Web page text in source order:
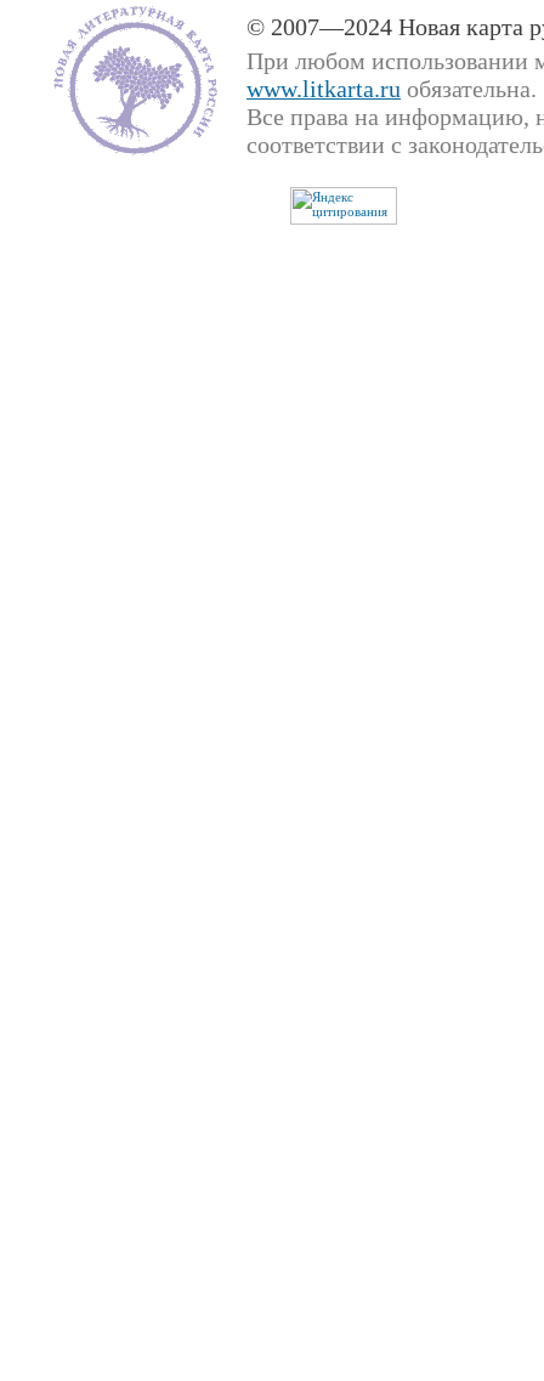
© 2007—2024 Новая карта
При любом использовании
www.litkarta.ru обязательна.
Все права на информацию,
соответствии с